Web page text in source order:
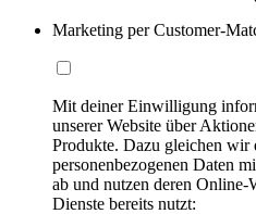
Marketing per Customer-
Mit deiner Einwilligung
unserer Website über
Produkte. Dazu gleichen wir
personenbezogenen Daten
ab und nutzen deren Online-
Dienste bereits nutzt: